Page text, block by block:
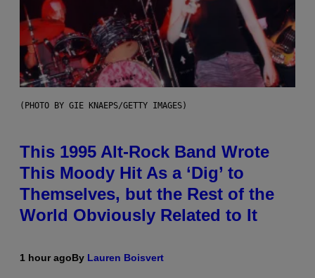
(PHOTO BY GIE KNAEPS/GETTY IMAGES)
This 1995 Alt-Rock Band Wrote
This Moody Hit As a ‘Dig’ to
Themselves, but the Rest of the
World Obviously Related to It
1 hour agoBy Lauren Boisvert